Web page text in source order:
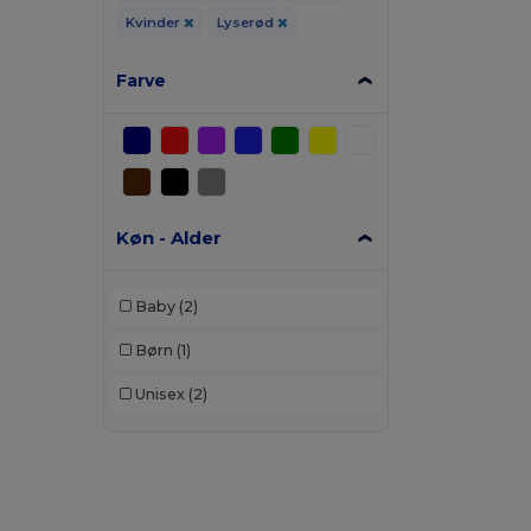
Kvinder Lyserød
Farve
Køn - Alder
Baby (2)
Børn (1)
Unisex (2)